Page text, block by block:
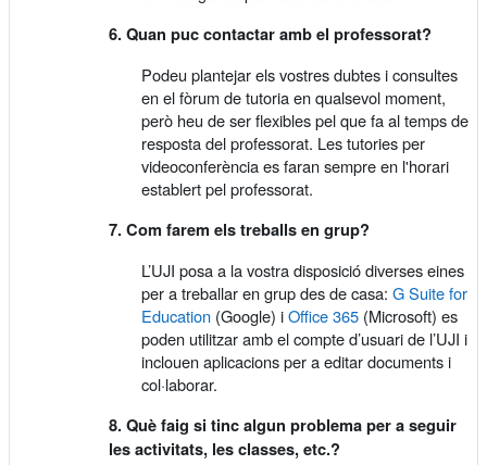
6. Quan puc contactar amb el professorat?
Podeu plantejar els vostres dubtes i consultes
en el fòrum de tutoria en qualsevol moment,
però heu de ser flexibles pel que fa al temps de
resposta del professorat. Les tutories per
videoconferència es faran sempre en l'horari
establert pel professorat.
7. Com farem els treballs en grup?
L’UJI posa a la vostra disposició diverses eines
per a treballar en grup des de casa: G Suite for
Education (Google) iOffice 365 (Microsoft) es
poden utilitzar amb el compte d’usuari de l’UJI i
inclouen aplicacions per a editar documents i
col·laborar.
8. Què faig si tinc algun problema per a seguir
les activitats, les classes, etc.?